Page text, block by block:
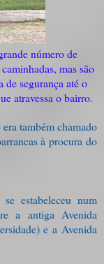
número de
mas são
de segurança até o
atravessa o bairro.
também chamado
à procura do
estabeleceu num
a antiga Avenida
e a Avenida